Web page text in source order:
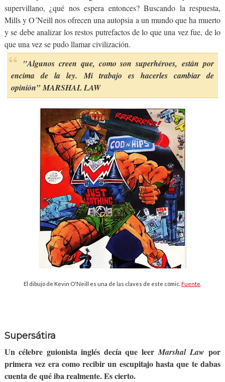
supervillano, ¿qué nos espera entonces? Buscando la respuesta,
Mills y O´Neill nos ofrecen una autopsia a un mundo que ha muerto
y se debe analizar los restos putrefactos de lo que una vez fue, de lo
que una vez se pudo llamar civilización.
"Algunos creen que, como son superhéroes,están por
encima de la ley.Mi trabajo es hacerles cambiar de
opinión”MARSHAL LAW
El dibujo de Kevin O'Neill es una de las claves de este cómic. Fuente
Supersátira
Un célebre guionista inglés decía que leerMarshal Law por
primera vez era como recibir un escupitajo hasta que te dabas
cuenta de qué iba realmente. Es cierto.